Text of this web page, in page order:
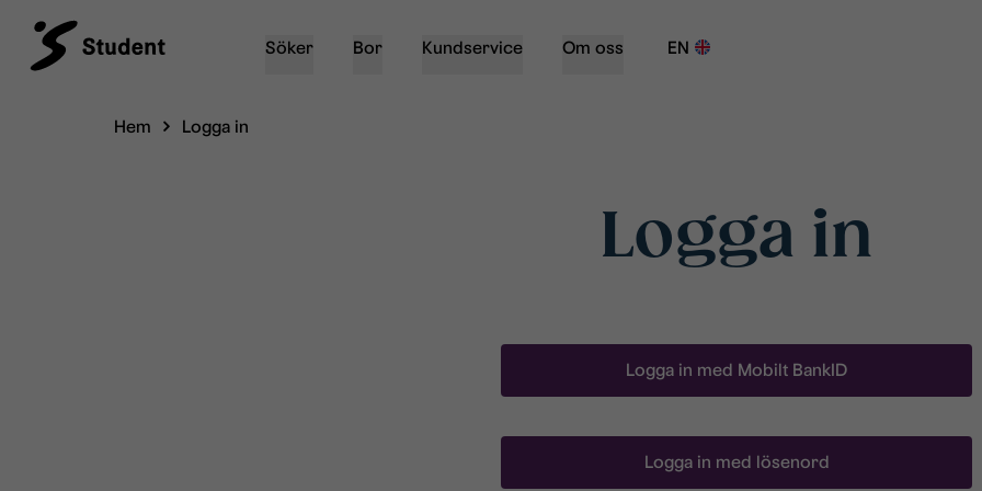
Söker Bor Kundservice Om oss EN
Hem Logga in
Logga in
Logga in med Mobilt BankID
Logga in med lösenord